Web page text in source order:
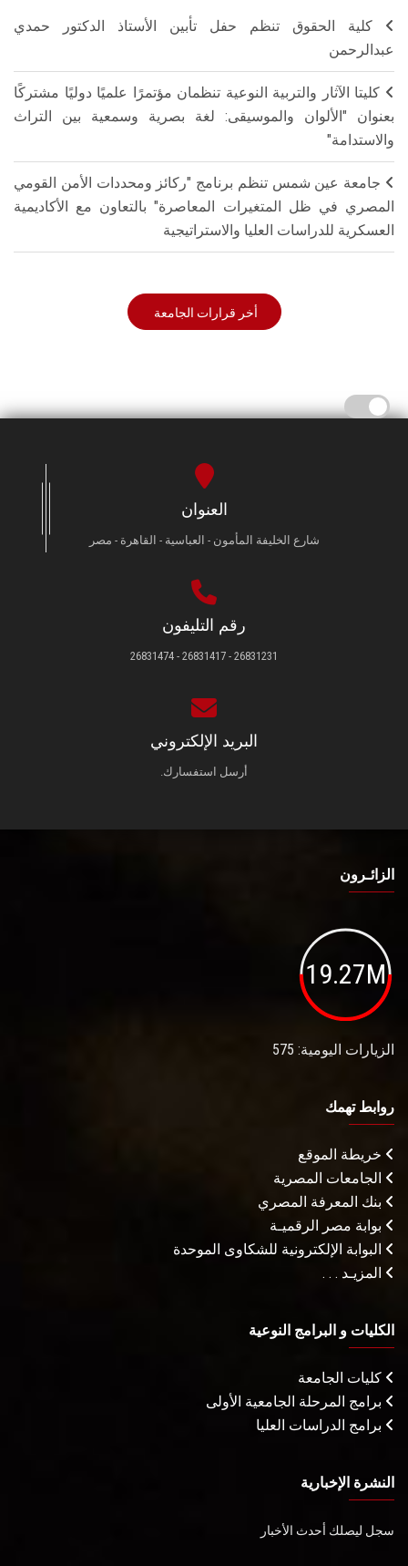
كلية الحقوق تنظم حفل تأبين الأستاذ الدكتور حمدي
عبدالرحمن
كليتا الآثار والتربية النوعية تنظمان مؤتمرًا علميًا دوليًا مشتركًا
بعنوان "الألوان والموسيقى: لغة بصرية وسمعية بين التراث
والاستدامة"
جامعة عين شمس تنظم برنامج "ركائز ومحددات الأمن القومي
المصري في ظل المتغيرات المعاصرة" بالتعاون مع الأكاديمية
العسكرية للدراسات العليا والاستراتيجية
أخر قرارات الجامعة
العنوان
شارع الخليفة المأمون - العباسية - القاهرة - مصر
رقم التليفون
26831231 - 26831417 - 26831474
البريد الإلكتروني
أرسل استفسارك.
الزائـرون
19.27M
الزيارات اليومية: 575
روابط تهمك
خريطة الموقع
الجامعات المصرية
بنك المعرفة المصري
بوابة مصر الرقميـة
البوابة الإلكترونية للشكاوى الموحدة
المزيـد . . .
الكليات و البرامج النوعية
كليات الجامعة
برامج المرحلة الجامعية الأولى
برامج الدراسات العليا
النشرة الإخبارية
سجل ليصلك أحدث الأخبار